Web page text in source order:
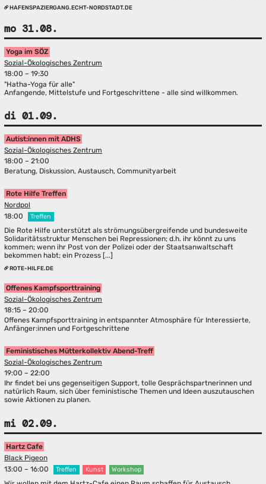
HAFENSPAZIERGANG.ECHT-NORDSTADT.DE
mo 31.08.
Yoga im SÖZ
Sozial-Ökologisches Zentrum
18:00 – 19:30
"Hatha-Yoga für alle"
Anfangende, Mittelstufe und Fortgeschrittene - alle sind willkommen.
di 01.09.
Autist:innen mit ADHS
Sozial-Ökologisches Zentrum
18:00 – 21:00
Beratung, Diskussion, Austausch, Communityarbeit
Rote Hilfe Treffen
Nordpol
18:00
Treffen
Die Rote Hilfe unterstützt als strömungsübergreifende und bundesweite
Solidaritätsstruktur Menschen bei Repressionen; d.h. ihr könnt zu uns
kommen; wenn ihr Post von der Polizei oder der Staatsanwaltschaft
bekommen habt; ein Prozess [...]
ROTE-HILFE.DE
Offenes Kampfsporttraining
Sozial-Ökologisches Zentrum
18:15 – 20:00
Offenes Kampfsporttraining in entspannter Atmosphäre für Interessierte,
Anfänger:innen und Fortgeschrittene
Feministisches Mütterkollektiv Abend-Treff
Sozial-Ökologisches Zentrum
19:00 – 22:00
Ihr findet bei uns gegenseitigen Support, tolle Gesprächspartnerinnen und
natürlich Raum, sich über feministische Themen und Ideen auszutauschen
sowie Aktionen zu planen.
mi 02.09.
Hartz Cafe
Black Pigeon
13:00 – 16:00
Treffen Kunst Workshop